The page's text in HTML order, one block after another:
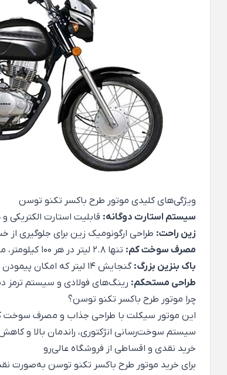
ویژگی‌های کلیدی موتور طرح باکسر تکنو توسن
سیستم استارت دوگانه: قابلیت استارت الکتریکی
زین راحت: طراحی ارگونومیک زین برای جلوگیری
مصرف سوخت کم: تنها ۲.۸ لیتر در هر ۱۰۰ کیلومتر، مناسب برای استفاده اقتصادی.
باک بنزین بزرگ: گنجایش ۱۴ لیتر که امکان پیمودن تا ۵۰۰ کیلومتر با یک بار سوخت‌گیری را فراهم می‌کند.
طراحی مستحکم: رینگ‌های فولادی و سیستم ترمز
چرا موتور طرح باکسر تکنو توسن؟
این موتور سیکلت با طراحی جذاب و مصرف سوخت
سیستم سوخت‌رسانی انژکتوری، راندمان بالا و
خرید نقدی و اقساطی از فروشگاه عالی‌رو
برای خرید موتور طرح باکسر تکنو توسن به‌صورت